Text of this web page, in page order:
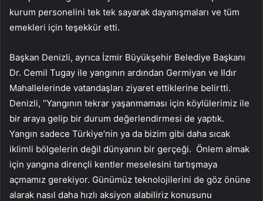
kurum personelini tek tek sayarak dayanışmaları ve tüm
emekleri için teşekkür etti.
Başkan Denizli, ayrıca İzmir Büyükşehir Belediye Başkanı
Dr. Cemil Tugay ile yangının ardından Germiyan ve Ildır
Mahallelerinde vatandaşları ziyaret ettiklerine belirtti.
Denizli, “Yangının tekrar yaşanmaması için köylülerimiz ile
bir araya gelip bir durum değerlendirmesi de yaptık.
Yangın sadece Türkiye’nin ya da bizim gibi daha sıcak
iklimli bölgelerin değil dünyanın bir gerçeği. Önlem almak
için yangına dirençli kentler meselesini tartışmaya
açmamız gerekiyor. Günümüz teknolojilerini de göz önüne
alarak nasıl daha hızlı aksiyon alabiliriz konusunu